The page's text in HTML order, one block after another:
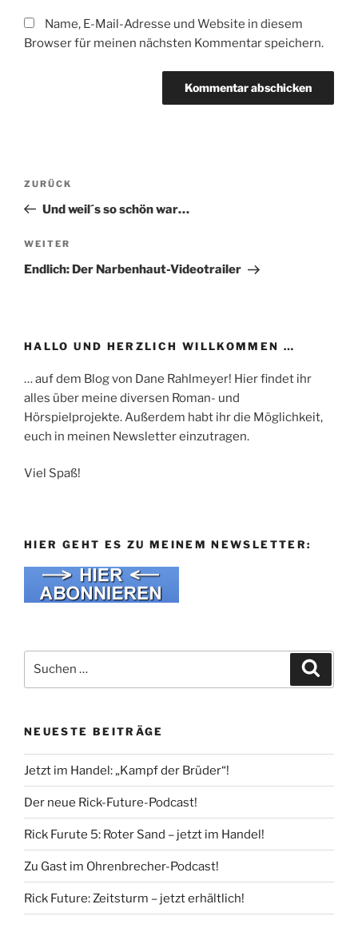
Name, E-Mail-Adresse und Website in diesem
Browser für meinen nächsten Kommentar speichern.
Beitragsnavigation
Vorheriger
Beitrag
ZURÜCK
Und weil´s so schön war…
Nächster
Beitrag
WEITER
Endlich: Der Narbenhaut-Videotrailer
HALLO UND HERZLICH WILLKOMMEN …
… auf dem Blog von Dane Rahlmeyer! Hier findet ihr
alles über meine diversen Roman- und
Hörspielprojekte. Außerdem habt ihr die Möglichkeit,
euch in meinen Newsletter einzutragen.
Viel Spaß!
HIER GEHT ES ZU MEINEM NEWSLETTER:
nach:
NEUESTE BEITRÄGE
Jetzt im Handel: „Kampf der Brüder“!
Der neue Rick-Future-Podcast!
Rick Furute 5: Roter Sand – jetzt im Handel!
Zu Gast im Ohrenbrecher-Podcast!
Rick Future: Zeitsturm – jetzt erhältlich!